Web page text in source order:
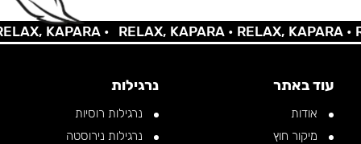
KAPARA • RELAX, KAPARA •RELAX, KAPARA •
עוד באתר
אודות
מיקור חוץ
נרגילות
נרגילות רוסיות
נרגילות נירוסטה